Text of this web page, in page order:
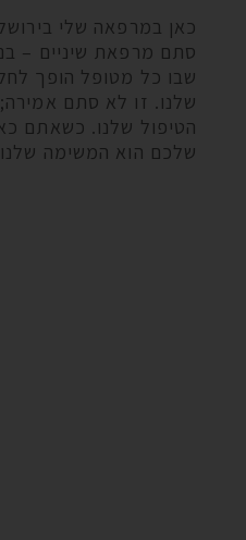
כאן במרפאה שלי
סתם מרפאת שיניים –
שבו כל מטופל הופך
שלנו. זו לא סתם
הטיפול שלנו. כשאתם
שלכם הוא המשימה שלנו.